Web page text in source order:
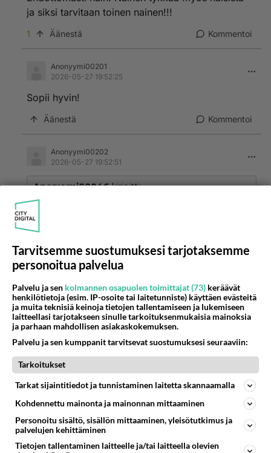
ja siksi tarvitaan toinen nainen!!!
1 Äänestä Kommentoi
Anonyymi00201
2026-05-27 19:52:25
Sopii hyvin!
Äänestä Kommentoi
Anonyymi00202
2026-05-27 19:52:51
Anonyymi00046kirjoitti:
Joo
Sovittu!
Äänestä Kommentoi
Anonyymi00284
2026-06-24 02:32:03
Juhannuksena rakastelemaan päästiin jq
Sumpit pihisi ja saatiin maistella letun viuhakkeita
🫣
Äänestä
Anonyymi00287
Taitaa olla teinit asialla täss ketjussa. 😏
Tarvitsemme suostumuksesi tarjotaksemme
personoitua palvelua
Palvelu ja sen kolmannen osapuolen toimittajat (73) keräävät
henkilötietoja (esim. IP-osoite tai laitetunniste) käyttäen evästeitä
ja muita teknisiä keinoja tietojen tallentamiseen ja lukemiseen
laitteellasi tarjotakseen sinulle tarkoituksenmukaisia mainoksia
ja parhaan mahdollisen asiakaskokemuksen.
Palvelu ja sen kumppanit tarvitsevat suostumuksesi seuraaviin:
Tarkoitukset
Tarkat sijaintitiedot ja tunnistaminen laitetta skannaamalla
Kohdennettu mainonta ja mainonnan mittaaminen
Personoitu sisältö, sisällön mittaaminen, yleisötutkimus ja
palvelujen kehittäminen
Tietojen tallentaminen laitteelle ja/tai laitteella olevien